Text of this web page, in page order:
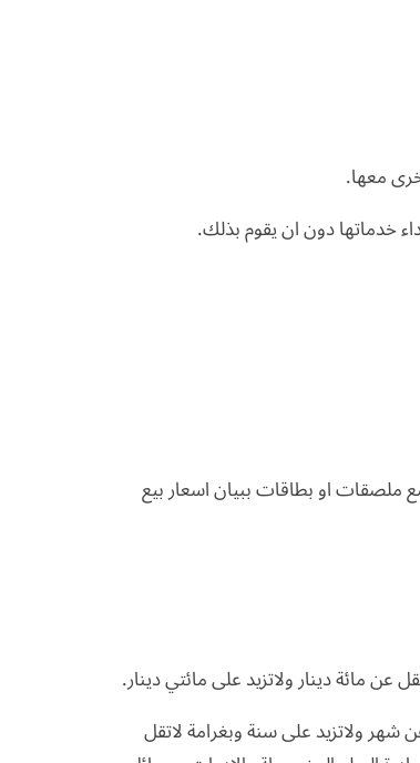
ملصقات او بطاقات ببيان اسعار بيع
مدة لا تقل عن شهر ولاتزيد على سنة وبغرامة لاتقل